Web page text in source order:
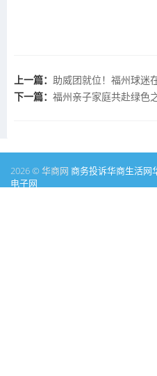
上一篇： 助威团就位！福州球迷
下一篇： 福州亲子家庭共赴绿色
2026 © 华商网 商务投诉华商生活网
电子网